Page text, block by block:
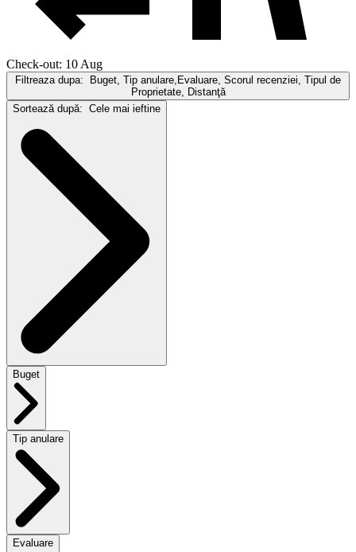
Check-out: 10 Aug
Filtreaza dupa:
Buget, Tip anulare,Evaluare, Scorul recenziei, Tipul de
Proprietate, Distanţă
Sortează după: Cele mai ieftine
Buget
Tip anulare
Evaluare